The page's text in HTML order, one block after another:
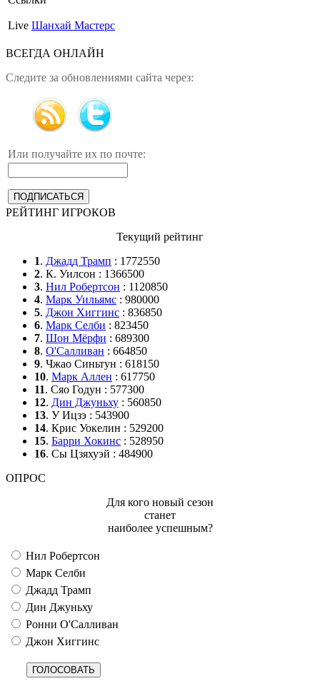
Live Шанхай Мастерс
ВСЕГДА ОНЛАЙН
Следите за обновлениями сайта через:
Или получайте их по почте:
РЕЙТИНГ ИГРОКОВ
Текущий рейтинг
1. Джадд Трамп : 1772550
2. К. Уилсон : 1366500
3. Нил Робертсон : 1120850
4. Марк Уильямс : 980000
5. Джон Хиггинс : 836850
6. Марк Селби : 823450
7. Шон Мёрфи : 689300
8. О'Салливан : 664850
9. Чжао Синьтун : 618150
10. Марк Аллен : 617750
11. Сяо Годун : 577300
12. Дин Джуньху : 560850
13. У Ицзэ : 543900
14. Крис Уокелин : 529200
15. Барри Хокинс : 528950
16. Сы Цзяхуэй : 484900
ОПРОС
Для кого новый сезон
станет
наиболее успешным?
Нил Робертсон
Марк Селби
Джадд Трамп
Дин Джуньху
Ронни О'Салливан
Джон Хиггинс